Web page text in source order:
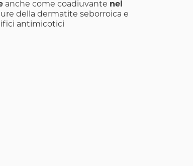
anche come coadiuvante nel
della dermatite seborroica e
antimicotici